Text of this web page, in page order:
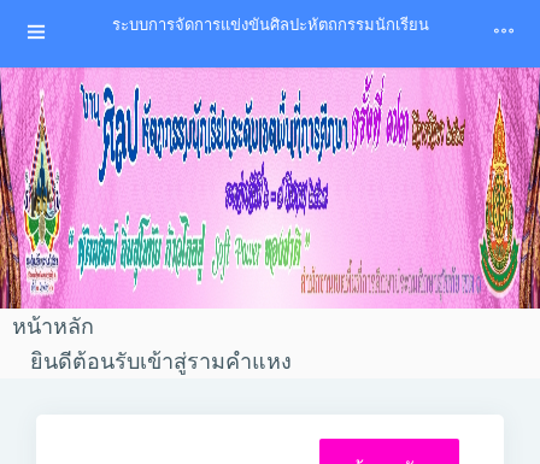
ระบบการจัดการแข่งขันศิลปะหัตถกรรมนักเรียน
หน้าหลัก
ยินดีต้อนรับเข้าสู่รามคำแหง